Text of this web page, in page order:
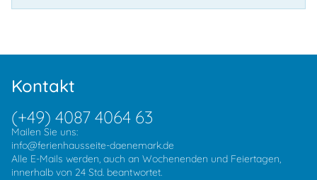
Kontakt
(+49) 4087 4064 63
Mailen Sie uns:
info@ferienhausseite-daenemark.de
Alle E-Mails werden, auch an Wochenenden und Feiertagen,
innerhalb von 24 Std. beantwortet.